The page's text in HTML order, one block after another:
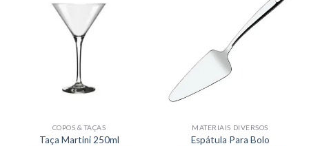
COPOS & TAÇAS
Taça Martini 250ml
MATERIAIS DIVERSOS
Espátula Para Bolo